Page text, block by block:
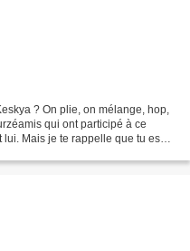
? On plie, on mélange, hop,
qui ont participé à ce
lui. Mais je te rappelle que tu es